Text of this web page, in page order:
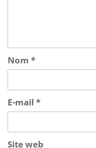
Nom *
E-mail *
Site web